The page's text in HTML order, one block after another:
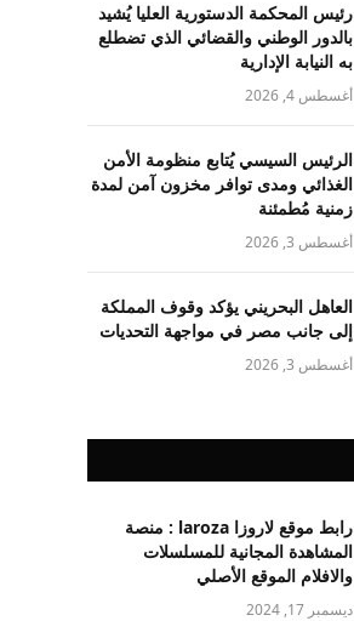
رئيس المحكمة الدستورية العليا يُشيد
بالدور الوطني والقضائي الذي تضطلع
به النيابة الإدارية
أغسطس 4, 2026
الرئيس السيسي يُتابع منظومة الأمن
الغذائي ومدى توافر مخزون آمن لمدة
زمنية مُطمئنة
أغسطس 3, 2026
العاهل البحريني يؤكد وقوف المملكة
إلى جانب مصر في مواجهة التحديات
أغسطس 3, 2026
رابط موقع لاروزا laroza : منصة
المشاهدة المجانية للمسلسلات
والافلام الموقع الأصلي
ديسمبر 17, 2024